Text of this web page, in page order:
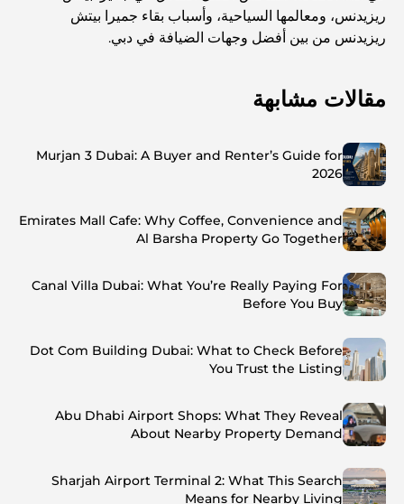
ريزيدنس، ومعالمها السياحية، وأسباب بقاء جميرا بيتش
ريزيدنس من بين أفضل وجهات الضيافة في دبي.
مقالات مشابهة
Murjan 3 Dubai: A Buyer and Renter’s Guide for
2026
Emirates Mall Cafe: Why Coffee, Convenience and
Al Barsha Property Go Together
Canal Villa Dubai: What You’re Really Paying For
Before You Buy
Dot Com Building Dubai: What to Check Before
You Trust the Listing
Abu Dhabi Airport Shops: What They Reveal
About Nearby Property Demand
Sharjah Airport Terminal 2: What This Search
Means for Nearby Living